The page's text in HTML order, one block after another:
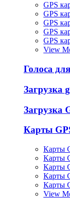
GPS
GPS
GPS
GPS
GPS
View
Голоса
Загрузка
Загрузка
Карты
Карты
Карты
Карты
Карты
Карты
View